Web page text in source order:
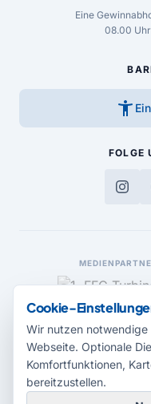
Eine
08.00
accessibility_new
FOLGE
Cookie-
Wir nutzen
Webseite. Optionale
Komfortfunktionen,
bereitzustellen.